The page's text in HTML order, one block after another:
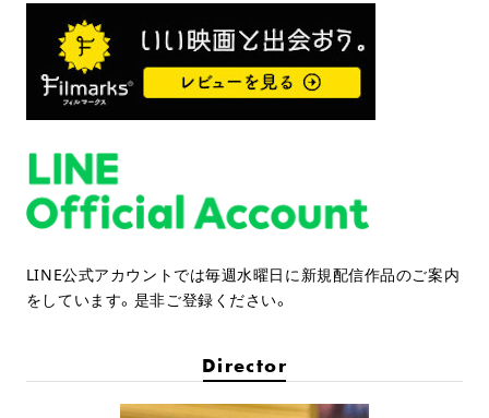
LINE公式アカウントでは毎週水曜日に新規配信作品のご案内
をしています。是非ご登録ください。
Director